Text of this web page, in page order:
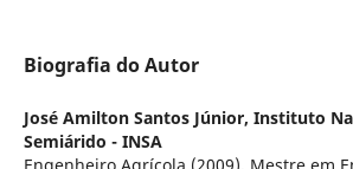
Biografia do Autor
José Amilton Santos Júnior, Instituto
Semiárido - INSA